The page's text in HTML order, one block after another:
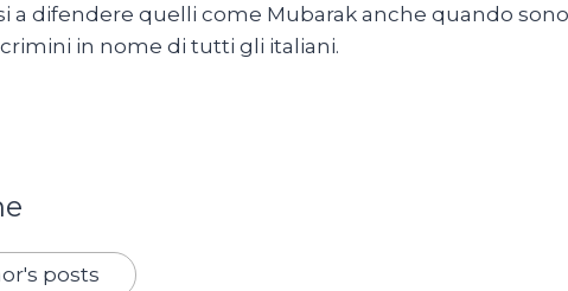
a difendere quelli come Mubarak anche quando
in nome di tutti gli italiani.
posts